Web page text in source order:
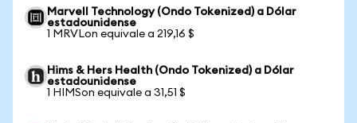
Marvell Technology (Ondo Tokenized) a Dólar
estadounidense
1 MRVLon equivale a 219,16 $
Hims & Hers Health (Ondo Tokenized) a Dólar
estadounidense
1 HIMSon equivale a 31,51 $